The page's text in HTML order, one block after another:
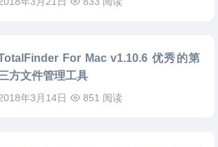
For Mac v1.10.6 优秀的第
方文件管理工具
年3月14日 851 阅读